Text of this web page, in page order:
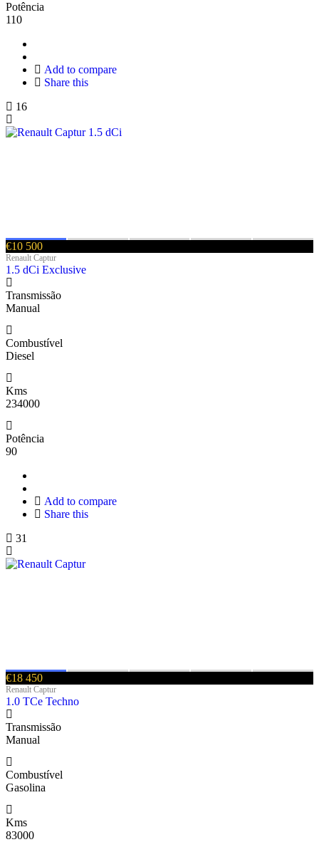
Potência
110
Add to compare
Share this
16
€10 500
Renault Captur
1.5 dCi Exclusive
Transmissão
Manual
Combustível
Diesel
Kms
234000
Potência
90
Add to compare
Share this
31
€18 450
Renault Captur
1.0 TCe Techno
Transmissão
Manual
Combustível
Gasolina
Kms
83000